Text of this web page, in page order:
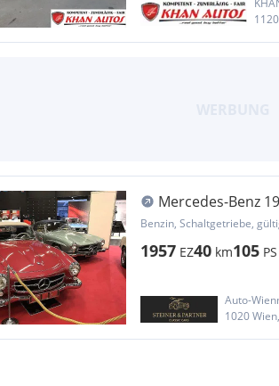
Mercedes-Benz
Benzin, Schaltgetriebe,
1957 EZ40 km105
Auto-
1020